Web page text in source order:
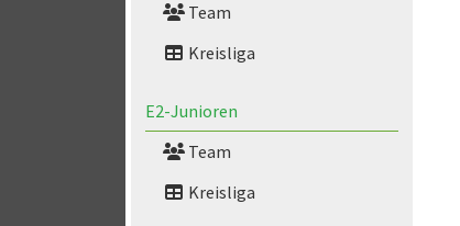
Team
Kreisliga
E2-Junioren
Team
Kreisliga